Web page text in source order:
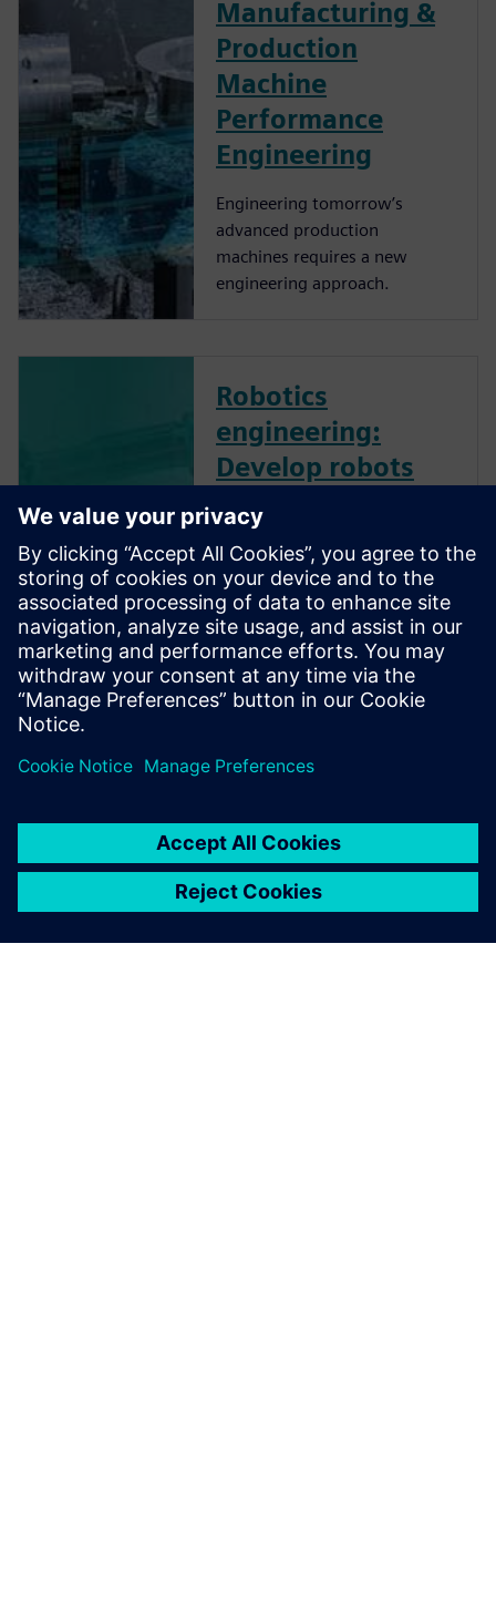
Manufacturing &
Production
Machine
Performance
Engineering
Engineering tomorrow’s
advanced production
machines requires a new
engineering approach.
Robotics
engineering:
Develop robots
and robotic
systems
effectively - On-
Demand Webinar
Robotics engineering
advancement is crucial to
increase the adoption of
companies.